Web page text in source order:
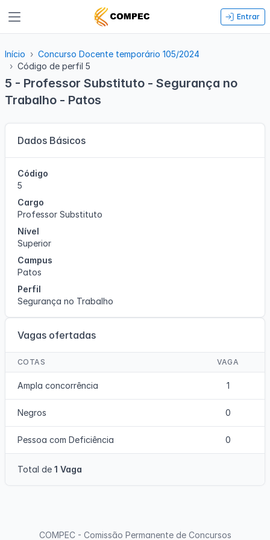
Entrar
Início
Concurso Docente temporário 105/2024
Código de perfil 5
5 - Professor Substituto - Segurança no
Trabalho - Patos
Dados Básicos
Código
5
Cargo
Professor Substituto
Nível
Superior
Campus
Patos
Perfil
Segurança no Trabalho
Vagas ofertadas
COTAS VAGA
Ampla concorrência 1
Negros 0
Pessoa com Deficiência 0
Total de 1 Vaga
COMPEC - Comissão Permanente de Concursos